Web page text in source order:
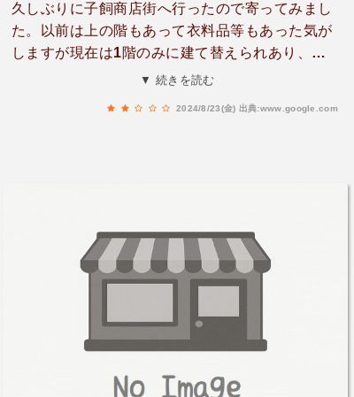
久しぶりに子飼商店街へ行ったので寄ってみまし
た。以前は上の階もあって衣料品等もあった気が
しますが現在は1階のみに建て替えられあり、し
かも食料品のみで狭くなっていました。子飼近辺
▼ 続きを読む
2024/8/23(金) 出典:www.google.com